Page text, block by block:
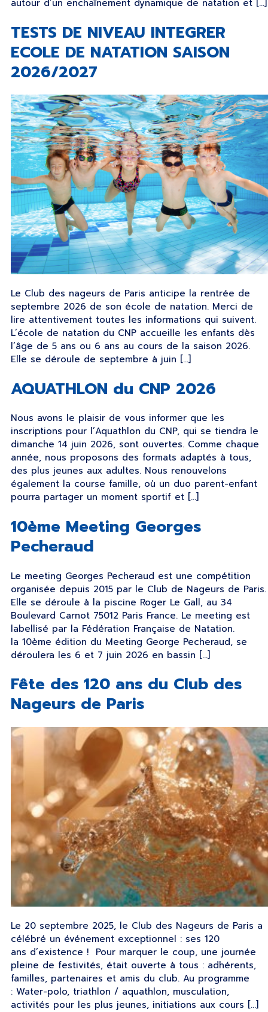
autour d’un enchaînement dynamique de natation et […]
TESTS DE NIVEAU INTEGRER
ECOLE DE NATATION SAISON
2026/2027
Le Club des nageurs de Paris anticipe la rentrée de
septembre 2026 de son école de natation. Merci de
lire attentivement toutes les informations qui suivent.
L’école de natation du CNP accueille les enfants dès
l’âge de 5 ans ou 6 ans au cours de la saison 2026.
Elle se déroule de septembre à juin […]
AQUATHLON du CNP 2026
Nous avons le plaisir de vous informer que les
inscriptions pour l’Aquathlon du CNP, qui se tiendra le
dimanche 14 juin 2026, sont ouvertes. Comme chaque
année, nous proposons des formats adaptés à tous,
des plus jeunes aux adultes. Nous renouvelons
également la course famille, où un duo parent-enfant
pourra partager un moment sportif et […]
10ème Meeting Georges
Pecheraud
Le meeting Georges Pecheraud est une compétition
organisée depuis 2015 par le Club de Nageurs de Paris.
Elle se déroule à la piscine Roger Le Gall, au 34
Boulevard Carnot 75012 Paris France. Le meeting est
labellisé par la Fédération Française de Natation.
la 10ème édition du Meeting George Pecheraud, se
déroulera les 6 et 7 juin 2026 en bassin […]
Fête des 120 ans du Club des
Nageurs de Paris
Le 20 septembre 2025, le Club des Nageurs de Paris a
célébré un événement exceptionnel : ses 120
ans d’existence ! Pour marquer le coup, une journée
pleine de festivités, était ouverte à tous : adhérents,
familles, partenaires et amis du club. Au programme
: Water-polo, triathlon / aquathlon, musculation,
activités pour les plus jeunes, initiations aux cours […]